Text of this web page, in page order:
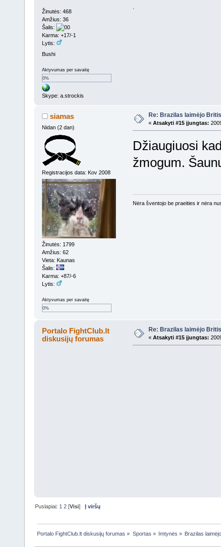
Žinutės: 468
Amžius: 36
Šalis:
Karma: +17/-1
Lytis:
Bushi
Aktyvumas per savaitę
0%
Skype: a.strockis
siamas
Nidan (2 dan)
Registracijos data: Kov 2008
Žinutės: 1799
Amžius: 62
Vieta: Kaunas
Šalis:
Karma: +87/-6
Lytis:
Aktyvumas per savaitę
0%
Re: Brazilas laimėjo
« Atsakyti #15 įjungtas:
Džiaugiuosi
žmogum.
Nėra šventojo be praeities ir nėra
Portalo FightClub.lt
diskusijų forumas
Re: Brazilas laimėjo
« Atsakyti #15 įjungtas:
Puslapiai: 1 2 [Visi]Į viršų
Portalo FightClub.lt diskusijų forumas » Sportas » Imtynės » Brazilas